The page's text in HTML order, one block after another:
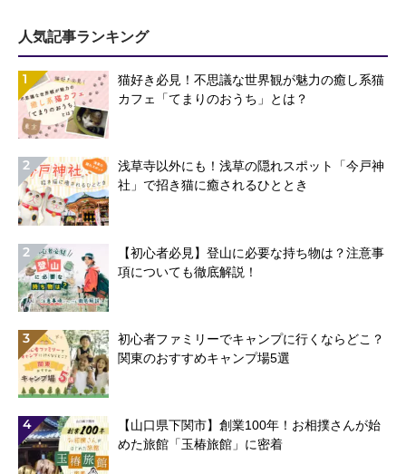
人気記事ランキング
1
猫好き必見！不思議な世界観が魅力の癒し系猫
カフェ「てまりのおうち」とは？
2
浅草寺以外にも！浅草の隠れスポット「今戸神
社」で招き猫に癒されるひととき
2
【初心者必見】登山に必要な持ち物は？注意事
項についても徹底解説！
3
初心者ファミリーでキャンプに行くならどこ？
関東のおすすめキャンプ場5選
4
【山口県下関市】創業100年！お相撲さんが始
めた旅館「玉椿旅館」に密着